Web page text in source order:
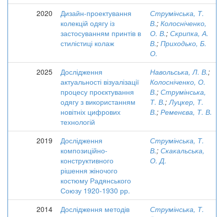
2020
Дизайн-проектування
колекцій одягу із
застосуванням принтів в
стилістиці колаж
Струмінська, Т.
В.; Колосніченко,
О. В.; Скрипка, А.
В.; Приходько, Б.
О.
2025
Дослідження
актуальності візуалізації
процесу проєктування
одягу з використанням
новітніх цифрових
технологій
Навольська, Л. В.;
Колосніченко, О.
В.; Струмінська,
Т. В.;Луцкер, Т.
В.; Ременєва, Т. В.
2019
Дослідження
композиційно-
конструктивного
рішення жіночого
костюму Радянського
Союзу 1920-1930 рр.
Струмінська, Т.
В.; Скакальська,
О. Д.
2014
Дослідження методів
Струмінська, Т.